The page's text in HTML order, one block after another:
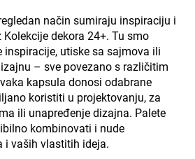
način sumiraju inspiraciju i
dekora 24+. Tu smo
utiske sa sajmova ili
– sve povezano s različitim
kapsula donosi odabrane
koristiti u projektovanju, za
ili unapređenje dizajna. Palete
kombinovati i nude
i vaših vlastitih ideja.